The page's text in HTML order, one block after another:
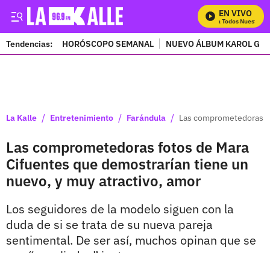
EN VIVO
Mira Todos Nuestros
Tendencias: HORÓSCOPO SEMANAL NUEVO ÁLBUM KAROL G
La Kalle / Entretenimiento / Farándula / Las comprometedoras
Las comprometedoras fotos de Mara
Cifuentes que demostrarían tiene un
nuevo, y muy atractivo, amor
Los seguidores de la modelo siguen con la
duda de si se trata de su nueva pareja
sentimental. De ser así, muchos opinan que se